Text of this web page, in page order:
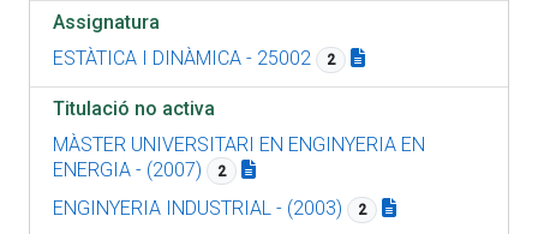
Assignatura
ESTÀTICA I DINÀMICA - 25002
2
Titulació no activa
MÀSTER UNIVERSITARI EN ENGINYERIA EN
ENERGIA - (2007)
2
ENGINYERIA INDUSTRIAL - (2003) 2